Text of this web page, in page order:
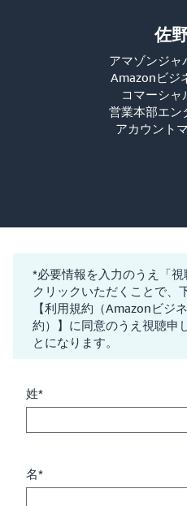
佐
アマゾンジャ
Amazonビジ
コマーシャ
営業本部エン
アカウント
*必要情報を入力のうえ「
クリックいただくことで、
【利用規約（Amazonビジ
約）】に同意のうえ視聴申
とになります。
姓*
名*